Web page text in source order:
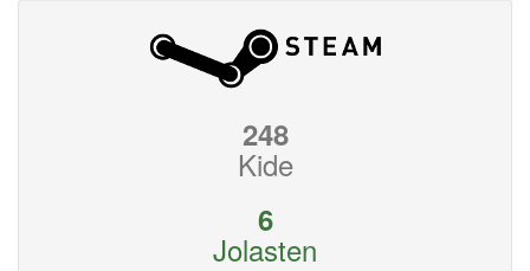
248
Kide
6
Jolasten